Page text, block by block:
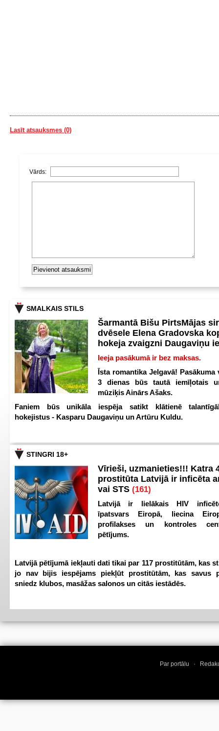
Lasīt atsauksmes (0)
Vārds:
SMALKAIS STILS
Šarmantā Bišu PirtsMājas
dvēsele Elena Gradovska
hokeja zvaigzni Daugaviņu
Ieeja pasākumā ir bez maksas.
Īsta romantika Jelgavā! Pasākuma
3 dienas būs tautā iemīļotais
mūziķis Ainārs Ašaks.
Faniem būs unikāla iespēja satikt klātienē
hokejistus - Kasparu Daugaviņu un Artūru Kuldu.
STINGRI 18+
Vīrieši, uzmanieties!!! Katra
prostitūta Latvijā ir inficēta
vai STS (161)
Latvijā ir lielākais HIV
īpatsvars Eiropā, liecina
profilakses un kontroles
pētījums.
Latvijā pētījumā iekļauti dati tikai par 117 prostitūtām, kas
jo nav bijis iespējams piekļūt prostitūtām, kas savus
sniedz klubos, masāžas salonos un citās iestādēs.
Par portālu ·